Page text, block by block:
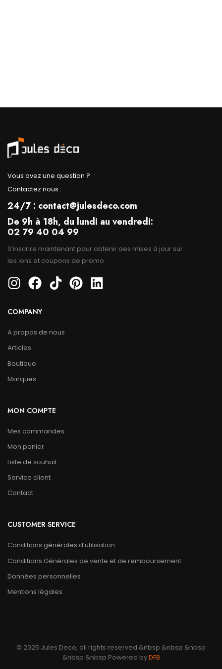
Vous avez une question ?
Contactez nous :
24/7 : contact@julesdeco.com
De 9h à 18h, du lundi au vendredi:
02 79 40 04 99
S’inscrire maintenant pour obtenir des mises à jour sur
les ions et coupons de promo.
COMPANY
A propos de nous
Articles
Boutique
Marques
MON COMPTE
Mes commandes
Mon panier
Liste de souhait
Service client
Contact
CUSTOMER SERVICE
Conditions générales d’utilisation
Conditions Générales de vente et de remboursement
Données personnelles
Mentions légales
© 2025 Jules Deco, all rights reserved &nbsp &nbsp &nbsp
&nbsp &nbsp Powered byDFB